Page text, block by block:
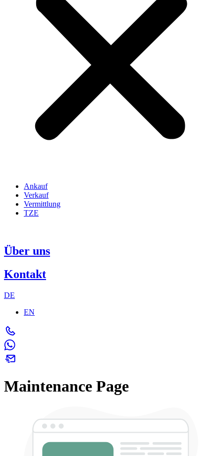
Ankauf
Verkauf
Vermittlung
TZE
Über uns
Kontakt
DE
EN
Maintenance Page